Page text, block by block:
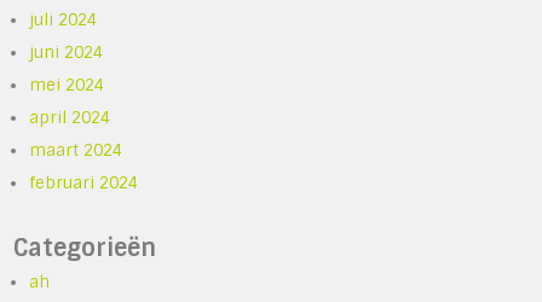
juli 2024
juni 2024
mei 2024
april 2024
maart 2024
februari 2024
Categorieën
ah